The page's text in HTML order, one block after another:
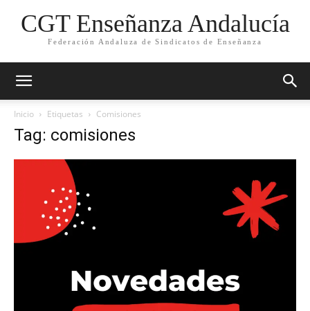
CGT Enseñanza Andalucía
Federación Andaluza de Sindicatos de Enseñanza
Inicio Etiquetas Comisiones
Tag: comisiones